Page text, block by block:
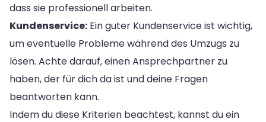
dass sie professionell arbeiten.
Kundenservice: Ein guter Kundenservice ist wichtig,
um eventuelle Probleme während des Umzugs zu
lösen. Achte darauf, einen Ansprechpartner zu
haben, der für dich da ist und deine Fragen
beantworten kann.
Indem du diese Kriterien beachtest, kannst du ein